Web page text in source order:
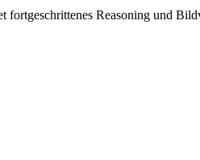
fortgeschrittenes Reasoning und